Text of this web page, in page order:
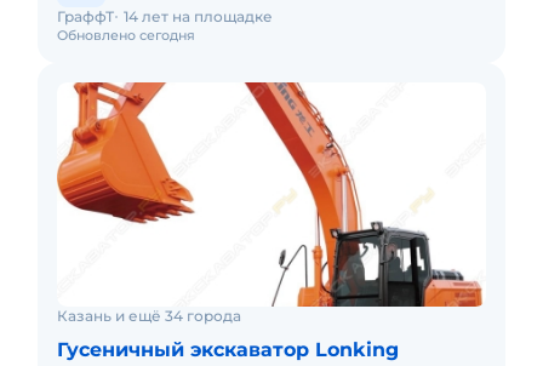
Обновлено сегодня
ГраффТ 14 лет на площадке
Казань и ещё 34 города
Гусеничный экскаватор Lonking